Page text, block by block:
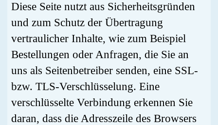
Diese Seite nutzt aus Sicherheitsgründen
und zum Schutz der Übertragung
vertraulicher Inhalte, wie zum Beispiel
Bestellungen oder Anfragen, die Sie an
uns als Seitenbetreiber senden, eine SSL-
bzw. TLS-Verschlüsselung. Eine
verschlüsselte Verbindung erkennen Sie
daran, dass die Adresszeile des Browsers